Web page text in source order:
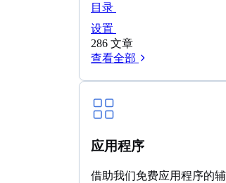
目录
设置
286 文章
查看全部
应用程序
借助我们免费应用程序的